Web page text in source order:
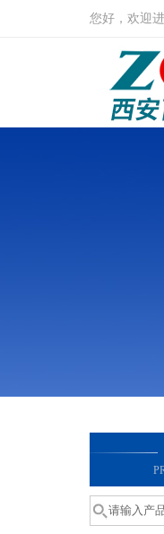
您好，欢迎